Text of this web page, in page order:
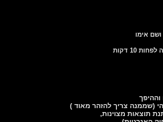
10 דקות
(שממנה צריך להזהר מאוד )